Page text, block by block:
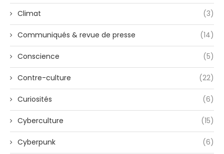
Climat (3)
Communiqués & revue de presse (14)
Conscience (5)
Contre-culture (22)
Curiosités (6)
Cyberculture (15)
Cyberpunk (6)